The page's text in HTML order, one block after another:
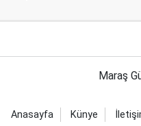
Maraş
Anasayfa Künye